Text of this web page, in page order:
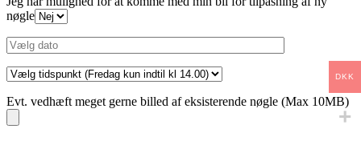
nøgle
Evt. vedhæft meget gerne billed af eksisterende nøgle (Max 10MB)
DKK